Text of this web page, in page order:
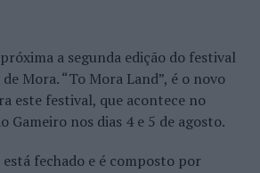
a segunda edição do festival
Mora. “To Mora Land”, é o novo
este festival, que acontece no
Gameiro nos dias 4 e 5 de agosto.
fechado e é composto por